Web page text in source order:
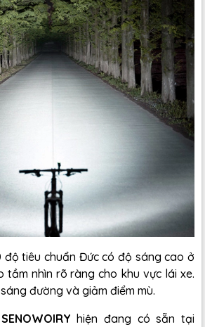
độ tiêu chuẩn Đức có độ sáng cao ở
tầm nhìn rõ ràng cho khu vực lái xe.
đường và giảm điểm mù.
hiện đang có sẵn tại